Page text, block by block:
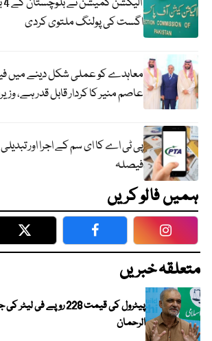
اگست کی پولنگ ملتوی کردی
معاہدے کو عملی شکل دینے میں
عاصم منیر کا کردار قابل قدر ہے،
پی ٹی اے کا ای سم کے اجرا اور
فیصلہ
ہمیں فالو کریں
Twitter Facebook
متعلقہ خبریں
پیٹرول کی قیمت 228 روپے
الرحمان